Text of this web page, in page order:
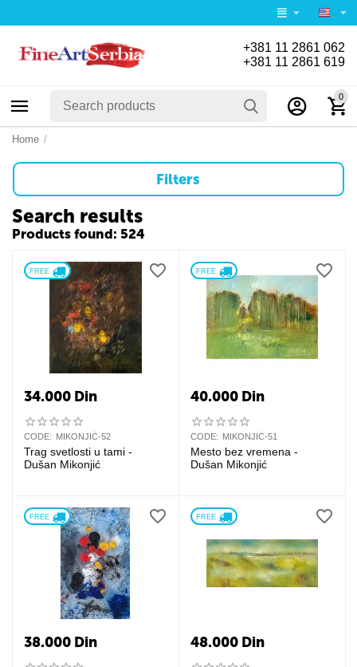
+381 11 2861 062
+381 11 2861 619
0
Home /
Filters
Search results
Products found: 524
FREE
34.000 Din
CODE: MIKONJIĆ-52
Trag svetlosti u tami -
Dušan Mikonjić
FREE
40.000 Din
CODE: MIKONJIĆ-51
Mesto bez vremena -
Dušan Mikonjić
FREE
38.000 Din
FREE
48.000 Din